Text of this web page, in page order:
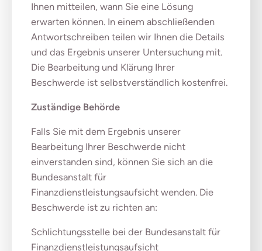
Ihnen mitteilen, wann Sie eine Lösung
erwarten können. In einem abschließenden
Antwortschreiben teilen wir Ihnen die Details
und das Ergebnis unserer Untersuchung mit.
Die Bearbeitung und Klärung Ihrer
Beschwerde ist selbstverständlich kostenfrei.
Zuständige Behörde
Falls Sie mit dem Ergebnis unserer
Bearbeitung Ihrer Beschwerde nicht
einverstanden sind, können Sie sich an die
Bundesanstalt für
Finanzdienstleistungsaufsicht wenden. Die
Beschwerde ist zu richten an:
Schlichtungsstelle bei der Bundesanstalt für
Finanzdienstleistungsaufsicht